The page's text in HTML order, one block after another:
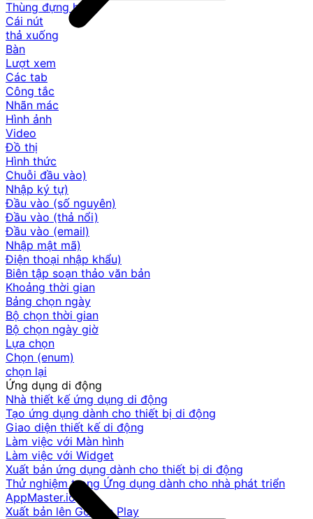
Thùng đựng hàng
Cái nút
thả xuống
Bàn
Lượt xem
Các tab
Công tắc
Nhãn mác
Hình ảnh
Video
Đồ thị
Hình thức
Chuỗi đầu vào)
Nhập ký tự)
Đầu vào (số nguyên)
Đầu vào (thả nổi)
Đầu vào (email)
Nhập mật mã)
Điện thoại nhập khẩu)
Biên tập soạn thảo văn bản
Khoảng thời gian
Bảng chọn ngày
Bộ chọn thời gian
Bộ chọn ngày giờ
Lựa chọn
Chọn (enum)
chọn lại
Ứng dụng di động
Nhà thiết kế ứng dụng di động
Tạo ứng dụng dành cho thiết bị di động
Giao diện thiết kế di động
Làm việc với Màn hình
Làm việc với Widget
Xuất bản ứng dụng dành cho thiết bị di động
Thử nghiệm trong Ứng dụng dành cho nhà phát triển
AppMaster.io
Xuất bản lên Google Play